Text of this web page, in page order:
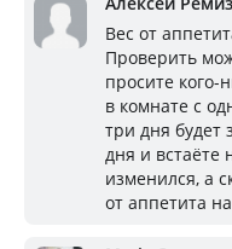
Вес от
Проверить
просите кого-
в комнате с
три дня будет
дня и встаёте
изменился, а
от аппетита